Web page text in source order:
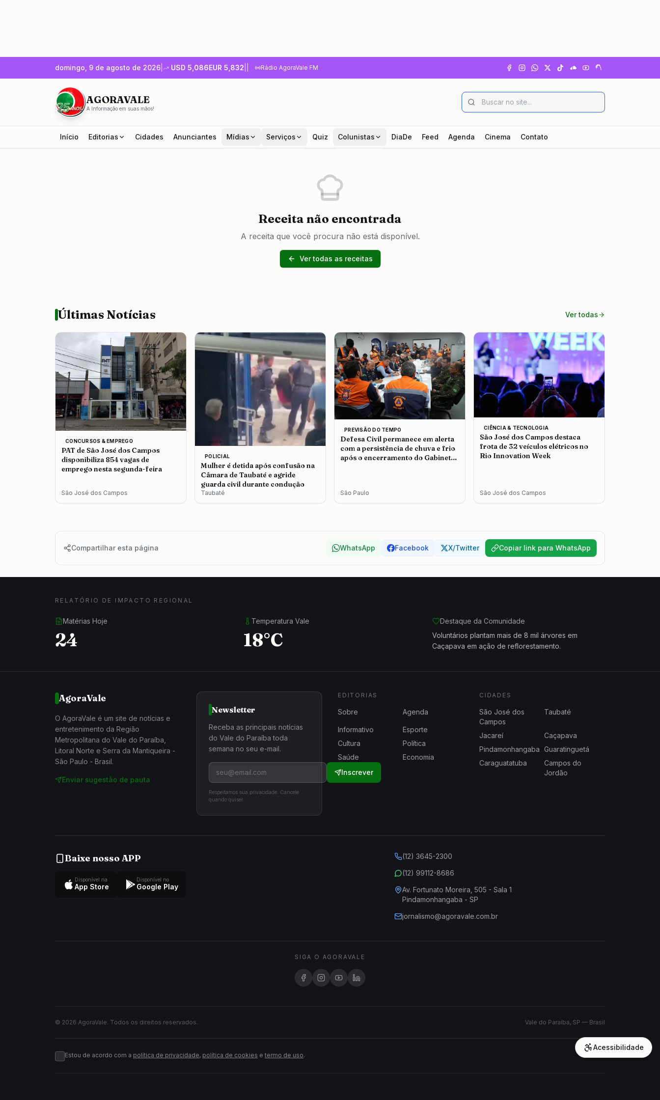
domingo, 9 de agosto de 2026 USD 5,086EUR 5,832 Rádio AgoraVale FM
AGORAVALE
A Informação em suas mãos!
Início Editorias Cidades Anunciantes Mídias Serviços Quiz Colunistas DiaDe Feed Agenda Cinema Contato
Receita não encontrada
A receita que você procura não está disponível.
Ver todas as receitas
Últimas Notícias Ver todas
CONCURSOS & EMPREGO
PAT de São José dos Campos
disponibiliza 854 vagas de
emprego nesta segunda-feira
São José dos Campos
POLICIAL
Mulher é detida após confusão na
Câmara de Taubaté e agride
guarda civil durante condução
Taubaté
PREVISÃO DO TEMPO
Defesa Civil permanece em alerta
com a persistência de chuva e frio
após o encerramento do Gabinete
São Paulo
CIÊNCIA & TECNOLOGIA
São José dos Campos destaca
frota de 32 veículos elétricos no
Rio Innovation Week
São José dos Campos
Compartilhar esta página WhatsApp Facebook X/Twitter Copiar link para WhatsApp
RELATÓRIO DE IMPACTO REGIONAL
Matérias Hoje
24
Temperatura Vale
18°C
Destaque da Comunidade
Voluntários plantam mais de 8 mil árvores em
Caçapava em ação de reflorestamento.
AgoraVale
O AgoraVale é um site de notícias e
entretenimento da Região
Metropolitana do Vale do Paraíba,
Litoral Norte e Serra da Mantiqueira -
São Paulo - Brasil.
Enviar sugestão de pauta
Newsletter
Receba as principais notícias
do Vale do Paraíba toda
semana no seu e-mail.
Inscrever
Respeitamos sua privacidade. Cancele
quando quiser.
EDITORIAS
Sobre Agenda
Informativo
Esporte
Cultura
Política
Saúde
Economia
CIDADES
São José dos
Campos
Taubaté
Jacareí
Caçapava
Pindamonhangaba Guaratinguetá
Caraguatatuba
Campos do
Jordão
Baixe nosso APP
Disponível na
App Store
Disponível no
Google Play
(12) 3645-2300
(12) 99112-8686
Av. Fortunato Moreira, 505 - Sala 1
Pindamonhangaba - SP
jornalismo@agoravale.com.br
SIGA O AGORAVALE
© 2026 AgoraVale. Todos os direitos reservados. Vale do Paraíba, SP — Brasil
Estou de acordo com a política de privacidade, política de cookies e termo de uso.
Acessibilidade